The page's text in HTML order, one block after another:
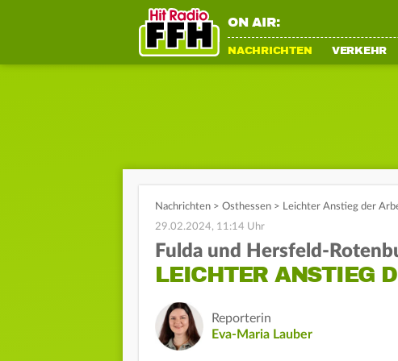
ON AIR:
NACHRICHTEN VERKEHR
Nachrichten > Osthessen > Leichter Anstieg der
29.02.2024, 11:14 Uhr
Fulda und Hersfeld-
LEICHTER ANSTIEG
Reporterin
Eva-Maria Lauber